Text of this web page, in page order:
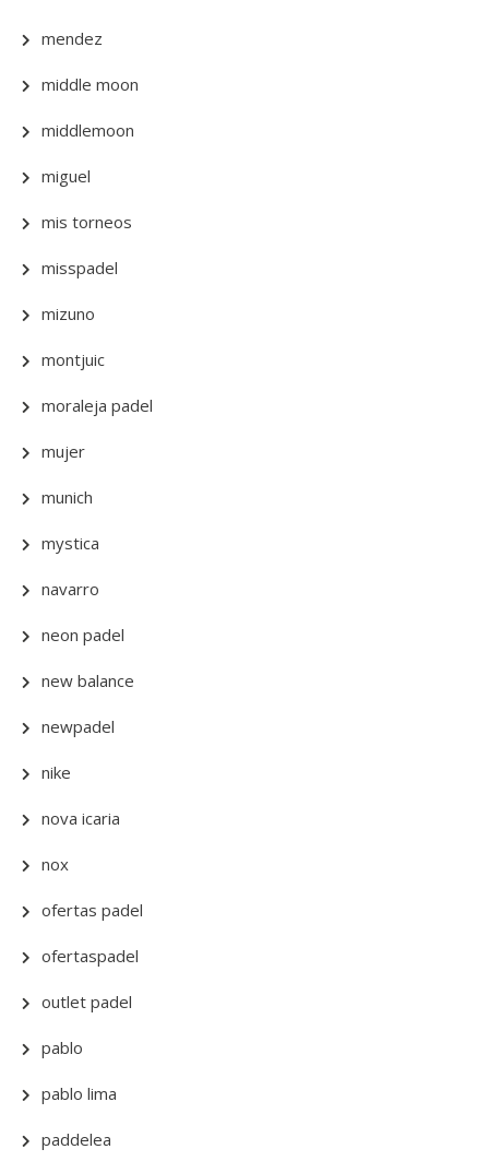
mendez
middle moon
middlemoon
miguel
mis torneos
misspadel
mizuno
montjuic
moraleja padel
mujer
munich
mystica
navarro
neon padel
new balance
newpadel
nike
nova icaria
nox
ofertas padel
ofertaspadel
outlet padel
pablo
pablo lima
paddelea